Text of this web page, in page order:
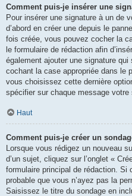
Comment puis-je insérer une
Pour insérer une signature à un de
d’abord en créer une depuis le
fois créée, vous pouvez cocher la
le formulaire de rédaction afin
également ajouter une signature
cochant la case appropriée dans le
vous choisissez cette dernière
spécifier sur chaque message votre
Haut
Comment puis-je créer un
Lorsque vous rédigez un nouveau
d’un sujet, cliquez sur l’onglet «
formulaire principal de rédaction. Si
probable que vous n’ayez pas la
Saisissez le titre du sondage en